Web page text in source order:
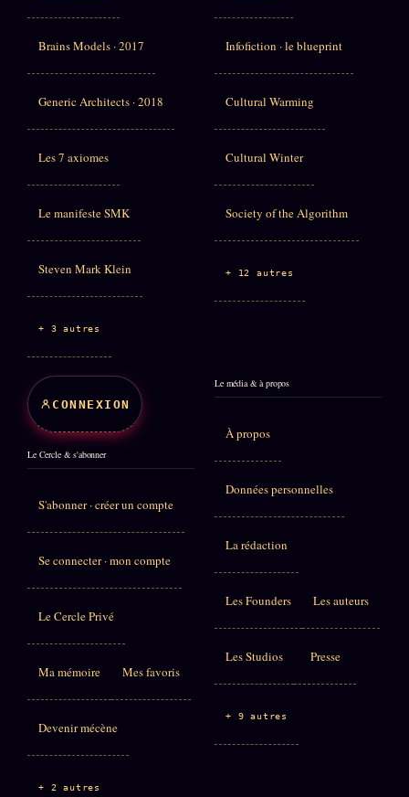
Brains Models · 2017
Generic Architects · 2018
Les 7 axiomes
Le manifeste SMK
Steven Mark Klein
+ 3 autres
Infofiction · le blueprint
Cultural Warming
Cultural Winter
Society of the Algorithm
+ 12 autres
CONNEXION
Le Cercle & s'abonner
S'abonner · créer un compte
Se connecter · mon compte
Le Cercle Privé
Ma mémoire Mes favoris
Devenir mécène
+ 2 autres
Le média & à propos
À propos
Données personnelles
La rédaction
Les Founders Les auteurs
Les Studios Presse
+ 9 autres